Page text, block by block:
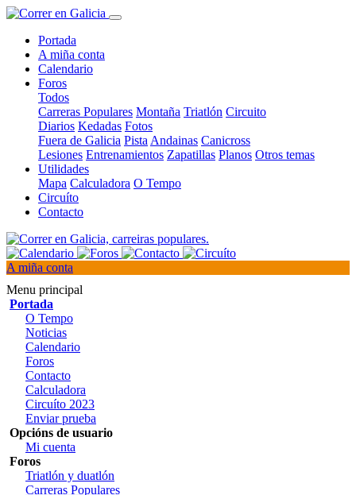
Portada
A miña conta
Calendario
Foros
Todos
Carreras Populares Montaña Triatlón Circuito
Diarios Kedadas Fotos
Fuera de Galicia Pista Andainas Canicross
Lesiones Entrenamientos Zapatillas Planos Otros temas
Utilidades
Mapa Calculadora O Tempo
Circuíto
Contacto
A miña conta
Menu principal
Portada
O Tempo
Noticias
Calendario
Foros
Contacto
Calculadora
Circuíto 2023
Enviar prueba
Opcións de usuario
Mi cuenta
Foros
Triatlón y duatlón
Carreras Populares